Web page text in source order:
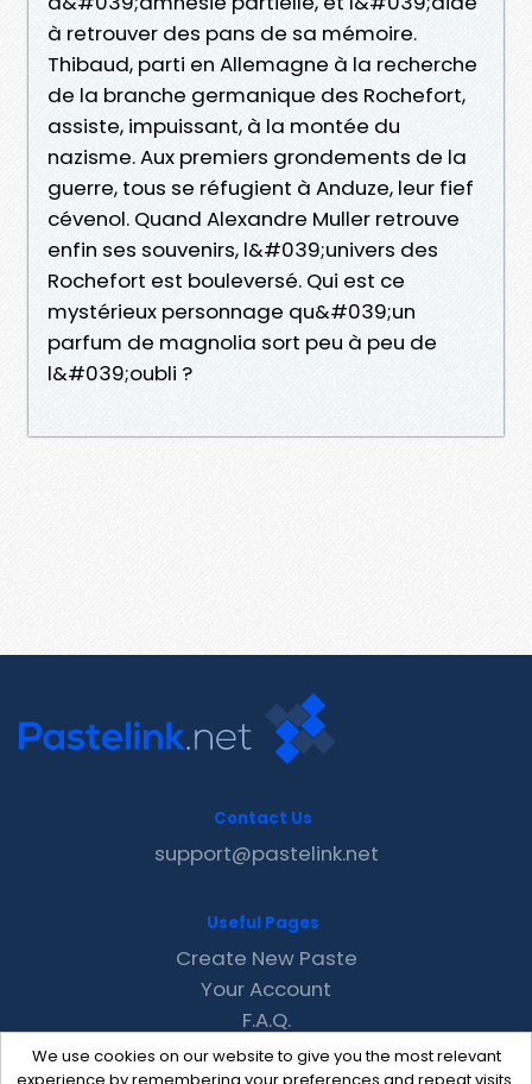
à retrouver des pans de sa mémoire.
Thibaud, parti en Allemagne à la recherche
de la branche germanique des Rochefort,
assiste, impuissant, à la montée du
nazisme. Aux premiers grondements de la
guerre, tous se réfugient à Anduze, leur fief
cévenol. Quand Alexandre Muller retrouve
enfin ses souvenirs, l&#039;univers des
Rochefort est bouleversé. Qui est ce
mystérieux personnage qu&#039;un
parfum de magnolia sort peu à peu de
l&#039;oubli ?
We use cookies on our website to give you the most relevant
Contact Us
support@pastelink.net
Useful Pages
Create New Paste
Your Account
F.A.Q.
Recent